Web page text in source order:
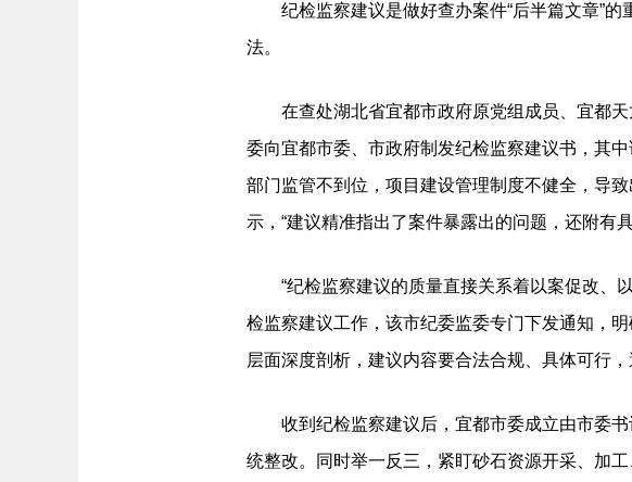
纪检监察建议是做好查办案件“后半篇文章”的
法。
在查处湖北省宜都市政府原党组成员、宜都天
委向宜都市委、市政府制发纪检监察建议书，其
部门监管不到位，项目建设管理制度不健全，导
示，“建议精准指出了案件暴露出的问题，还附有
“纪检监察建议的质量直接关系着以案促改、以
检监察建议工作，该市纪委监委专门下发通知，
层面深度剖析，建议内容要合法合规、具体可行，
收到纪检监察建议后，宜都市委成立由市委书
统整改。同时举一反三，紧盯砂石资源开采、加